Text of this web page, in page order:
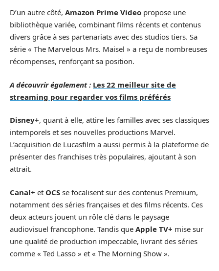
D’un autre côté, Amazon Prime Video propose une
bibliothèque variée, combinant films récents et contenus
divers grâce à ses partenariats avec des studios tiers. Sa
série « The Marvelous Mrs. Maisel » a reçu de nombreuses
récompenses, renforçant sa position.
A découvrir également : Les 22 meilleur site de
streaming pour regarder vos films préférés
Disney+, quant à elle, attire les familles avec ses classiques
intemporels et ses nouvelles productions Marvel.
L’acquisition de Lucasfilm a aussi permis à la plateforme de
présenter des franchises très populaires, ajoutant à son
attrait.
Canal+ et OCS se focalisent sur des contenus Premium,
notamment des séries françaises et des films récents. Ces
deux acteurs jouent un rôle clé dans le paysage
audiovisuel francophone. Tandis que Apple TV+ mise sur
une qualité de production impeccable, livrant des séries
comme « Ted Lasso » et « The Morning Show ».